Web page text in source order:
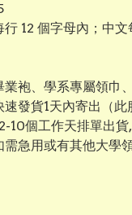
12 個字母內；中文
袍、學系專屬領巾、
發貨1天內寄出（
10個工作天排單出貨
需急用或有其他大學